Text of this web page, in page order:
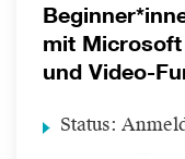
mit Microsoft
und Video-
Status: